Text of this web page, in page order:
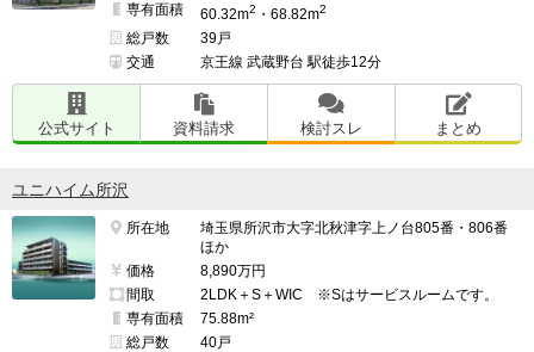
専有面積
60.32m2 ・68.82m2
総戸数
39戸
交通
京王線 武蔵野台 駅徒歩12分
公式サイト 資料請求 検討スレ まとめ
ユニハイム所沢
所在地
埼玉県所沢市大字北秋津字上ノ台805番・806番
ほか
価格
8,890万円
間取
2LDK＋S＋WIC ※Sはサービスルームです。
専有面積
75.88m²
総戸数
40戸